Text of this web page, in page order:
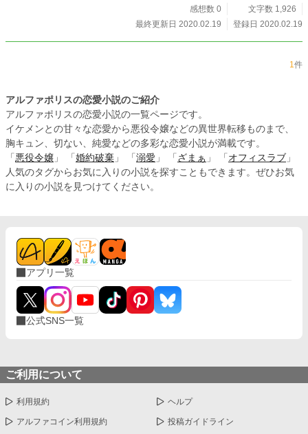
感想数 0
文字数 1,926
最終更新日 2020.02.19
登録日 2020.02.19
1件
アルファポリスの恋愛小説のご紹介
アルファポリスの恋愛小説の一覧ページです。
イケメンとの甘々な恋愛から悪役令嬢などの異世界転移ものまで、
胸キュン、切ない、純愛などの多彩な恋愛小説が満載です。
「 悪役令嬢 」 「 婚約破棄 」 「 溺愛 」 「 ざまぁ 」 「 オフィスラブ 」
人気のタグからお気に入りの小説を探すこともできます。ぜひお気
に入りの小説を見つけてください。
アプリ一覧
公式SNS一覧
ご利用について
利用規約 ヘルプ
アルファコイン利用規約 投稿ガイドライン